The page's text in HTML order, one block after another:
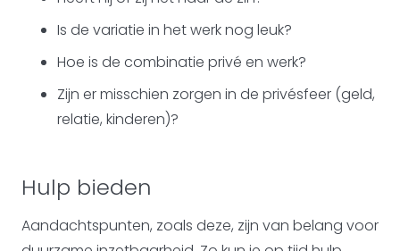
Is de variatie in het werk nog leuk?
Hoe is de combinatie privé en werk?
Zijn er misschien zorgen in de privésfeer (geld,
relatie, kinderen)?
Hulp bieden
Aandachtspunten, zoals deze, zijn van belang voor